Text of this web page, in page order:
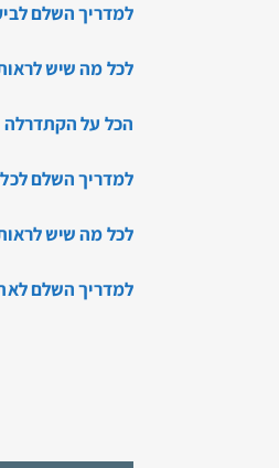
למדריך השלם
לכל מה שיש
הכל על
למדריך השלם לכל
לכל מה שיש לראות
למדריך השלם